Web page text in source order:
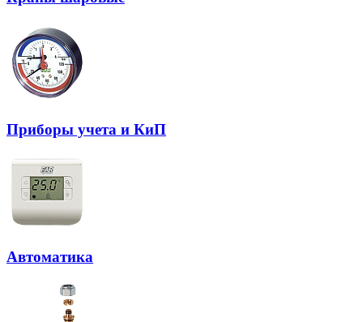
Приборы учета и КиП
Автоматика